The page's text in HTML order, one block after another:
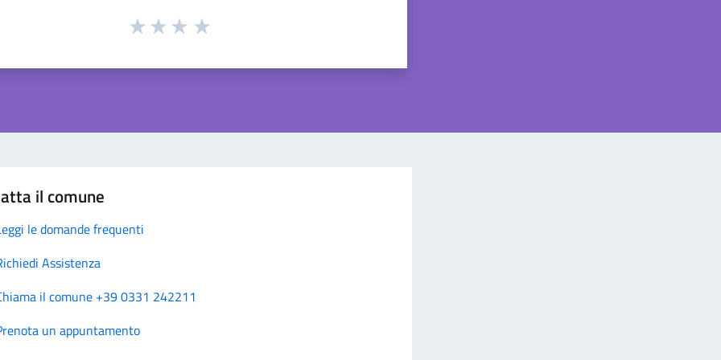
il comune
le domande frequenti
Assistenza
il comune +39 0331 242211
un appuntamento